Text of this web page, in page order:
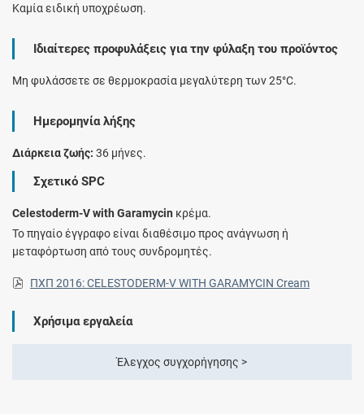
Καμία ειδική υποχρέωση.
Ιδιαίτερες προφυλάξεις για την φύλαξη του προϊόντος
Μη φυλάσσετε σε θερμοκρασία μεγαλύτερη των 25°C.
Ημερομηνία λήξης
Διάρκεια ζωής: 36 μήνες.
Σχετικό SPC
Celestoderm-V with Garamycin κρέμα.
Το πηγαίο έγγραφο είναι διαθέσιμο προς ανάγνωση ή
μεταφόρτωση από τους συνδρομητές.
ΠΧΠ 2016: CELESTODERM-V WITH GARAMYCIN Cream
Χρήσιμα εργαλεία
Έλεγχος συγχορήγησης >